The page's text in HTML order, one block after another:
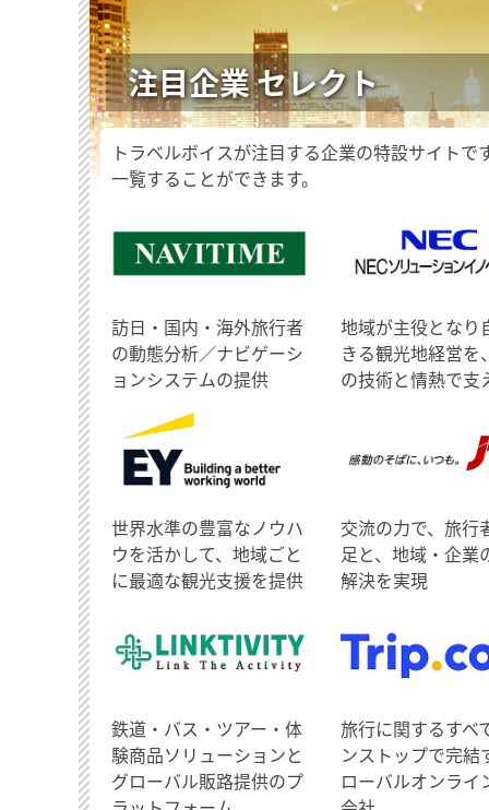
注目企業 セレクト
トラベルボイスが注目する企業の特設サイト
一覧することができます。
訪日・国内・海外旅行者
の動態分析／ナビゲーシ
ョンシステムの提供
地域が主役となり
きる観光地経営を
の技術と情熱で支
世界水準の豊富なノウハ
ウを活かして、地域ごと
に最適な観光支援を提供
交流の力で、旅行
足と、地域・企業
解決を実現
鉄道・バス・ツアー・体
験商品ソリューションと
グローバル販路提供のプ
旅行に関するすべ
ンストップで完結
ローバルオンライ